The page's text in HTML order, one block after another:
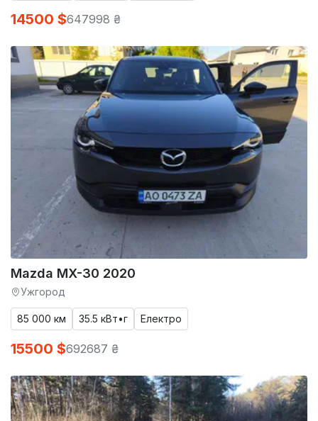
14500 $647998 ₴
Mazda MX-30 2020
Ужгород
85 000 км 35.5 кВт•г Електро
15500 $692687 ₴